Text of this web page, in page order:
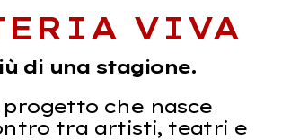
VIVA
di una stagione.
progetto che nasce
tra artisti, teatri e